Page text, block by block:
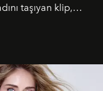
taşıyan klip,